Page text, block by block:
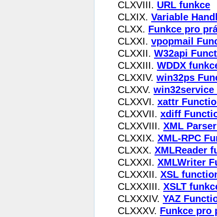
CLXVIII. URL funkce
CLXIX. Variable
CLXX. Funkce pro
CLXXI. vpopmail
CLXXII. W32api
CLXXIII. WDDX
CLXXIV. win32ps
CLXXV.
CLXXVI. xattr
CLXXVII. xdiff
CLXXVIII. XML
CLXXIX. XML-RPC
CLXXX. XMLReader
CLXXXI. XMLWriter
CLXXXII. XSL
CLXXXIII. XSLT
CLXXXIV. YAZ
CLXXXV. Funkce pro